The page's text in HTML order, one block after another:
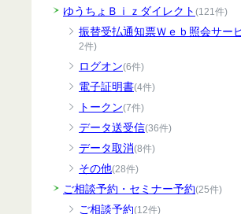
ゆうちょＢｉｚダイレクト (121件)
振替受払通知票Ｗｅｂ照会サー
2件)
ログオン(6件)
電子証明書(4件)
トークン(7件)
データ送受信(36件)
データ取消(8件)
その他(28件)
ご相談予約・セミナー予約(25件)
ご相談予約(12件)